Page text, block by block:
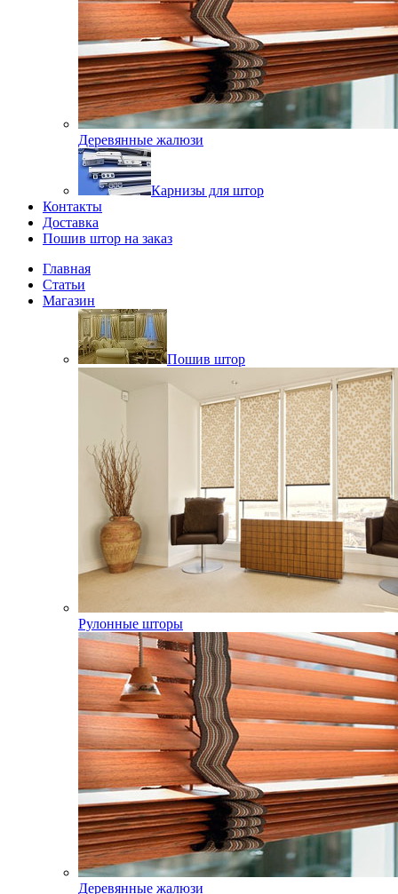
Деревянные жалюзи
Карнизы для штор
Контакты
Доставка
Пошив штор на заказ
Главная
Статьи
Магазин
Пошив штор
Рулонные шторы
Деревянные жалюзи